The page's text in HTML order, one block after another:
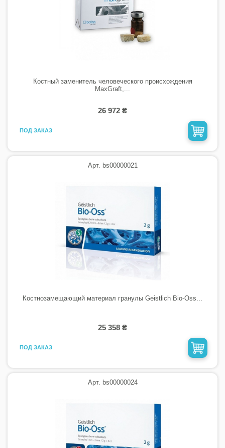
Костный заменитель человеческого происхождения
MaxGraft,...
26 972 ₴
ПОД ЗАКАЗ
Арт. bs00000021
Костнозамещающий материал гранулы Geistlich Bio-Oss...
25 358 ₴
ПОД ЗАКАЗ
Арт. bs00000024